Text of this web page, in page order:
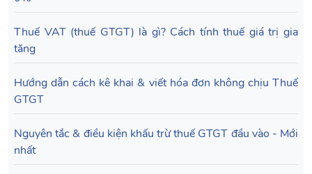
Thuế VAT (thuế GTGT) là gì? Cách tính thuế giá trị gia
tăng
Hướng dẫn cách kê khai & viết hóa đơn không chịu Thuế
GTGT
Nguyên tắc & điều kiện khấu trừ thuế GTGT đầu vào - Mới
nhất